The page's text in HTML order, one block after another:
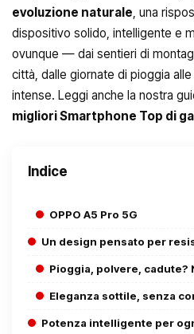
evoluzione naturale , una
dispositivo solido, intelligente e
ovunque — dai sentieri di
città, dalle giornate di pioggia
intense. Leggi anche la nostra
migliori Smartphone Top di
Indice
OPPO A5 Pro 5G
Un design pensato per
Pioggia, polvere, cadute?
Eleganza sottile, senza
Potenza intelligente per